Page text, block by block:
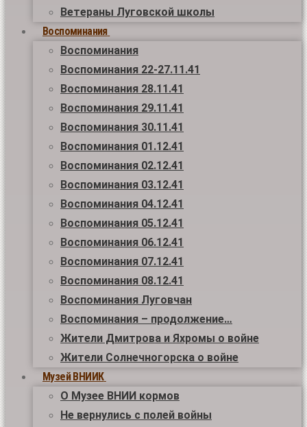
Ветераны Луговской школы
Воспоминания
Воспоминания
Воспоминания 22-27.11.41
Воспоминания 28.11.41
Воспоминания 29.11.41
Воспоминания 30.11.41
Воспоминания 01.12.41
Воспоминания 02.12.41
Воспоминания 03.12.41
Воспоминания 04.12.41
Воспоминания 05.12.41
Воспоминания 06.12.41
Воспоминания 07.12.41
Воспоминания 08.12.41
Воспоминания Луговчан
Воспоминания – продолжение…
Жители Дмитрова и Яхромы о войне
Жители Солнечногорска о войне
Музей ВНИИК
О Музее ВНИИ кормов
Не вернулись с полей войны